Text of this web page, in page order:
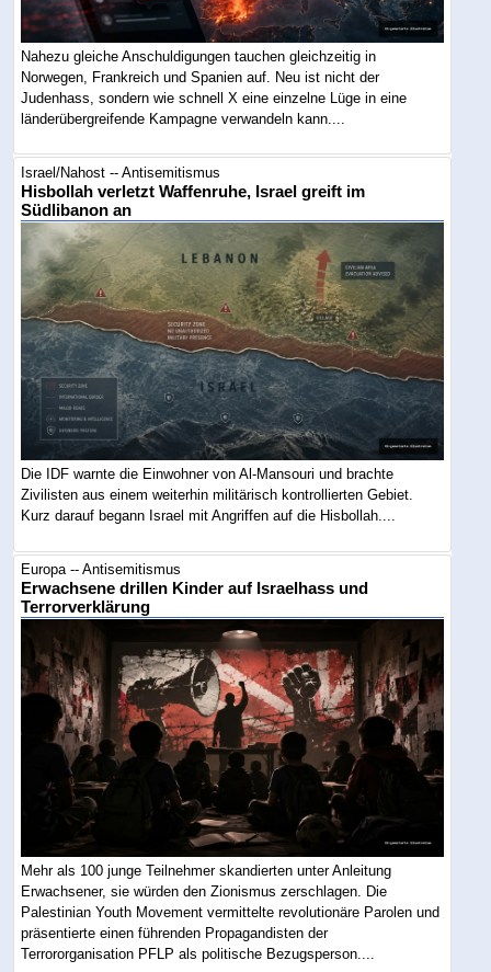
Nahezu gleiche Anschuldigungen tauchen gleichzeitig in
Norwegen, Frankreich und Spanien auf. Neu ist nicht der
Judenhass, sondern wie schnell X eine einzelne Lüge in eine
länderübergreifende Kampagne verwandeln kann....
Israel/Nahost -- Antisemitismus
Hisbollah verletzt Waffenruhe, Israel greift im
Südlibanon an
Die IDF warnte die Einwohner von Al-Mansouri und brachte
Zivilisten aus einem weiterhin militärisch kontrollierten Gebiet.
Kurz darauf begann Israel mit Angriffen auf die Hisbollah....
Europa -- Antisemitismus
Erwachsene drillen Kinder auf Israelhass und
Terrorverklärung
Mehr als 100 junge Teilnehmer skandierten unter Anleitung
Erwachsener, sie würden den Zionismus zerschlagen. Die
Palestinian Youth Movement vermittelte revolutionäre Parolen und
präsentierte einen führenden Propagandisten der
Terrororganisation PFLP als politische Bezugsperson....